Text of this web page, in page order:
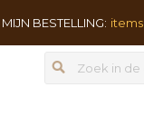
MIJN BESTELLING: items
Zoeken